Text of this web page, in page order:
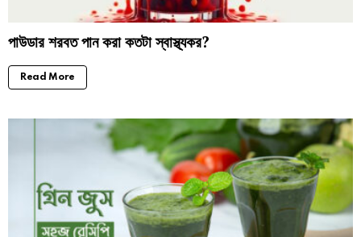
পাউডার শরবত পান করা কতটা স্বাস্থ্যকর?
Read More